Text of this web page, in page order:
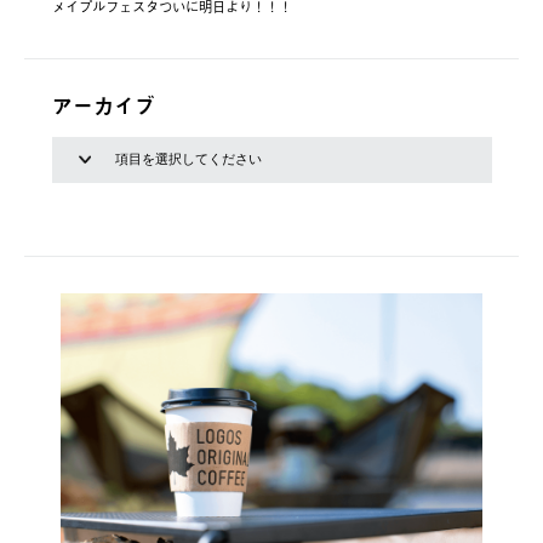
メイプルフェスタついに明日より！！！
アーカイブ